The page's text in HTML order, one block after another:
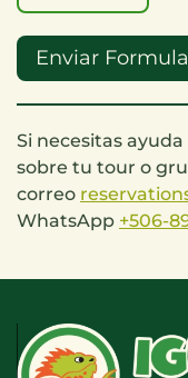
Enviar
Si necesitas
sobre tu tour o
correo
WhatsApp +506-